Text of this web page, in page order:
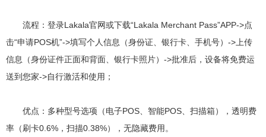
流程：登录Lakala官网或下载“Lakala Merchant Pass”APP->点
击“申请POS机”->填写个人信息（身份证、银行卡、手机号）->上传
信息（身份证件正面和背面、银行卡照片）->批准后，设备将免费运
送到您家->自行激活和使用；
优点：多种型号选项（电子POS、智能POS、扫描箱），透明费
率（刷卡0.6%，扫描0.38%），无隐藏费用。